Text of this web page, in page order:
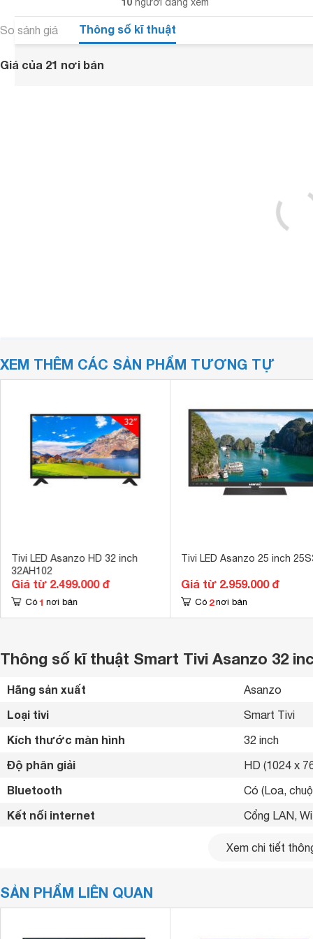
So sánh giá Thông số kĩ thuật
Giá của 21 nơi bán
XEM THÊM CÁC SẢN PHẨM TƯƠNG TỰ
Tivi LED Asanzo HD 32 inch
32AH102
Giá từ 2.499.000 đ
Có 1 nơi bán
Tivi LED Asanzo 25 inch
Giá từ 2.959.000 đ
Có 2 nơi bán
Thông số kĩ thuật Smart Tivi Asanzo 32
Hãng sản xuất Asanzo
Loại tivi Smart Tivi
Kích thước màn hình 32 inch
Độ phân giải HD (1024 x
Bluetooth Có (Loa,
Kết nối internet Cổng LAN,
2 cổng
Cổng AV
Xem chi tiết
SẢN PHẨM LIÊN QUAN